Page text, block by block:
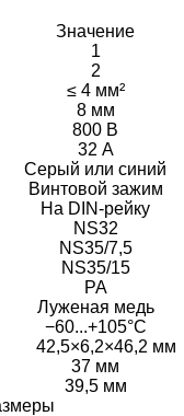
Значение
1
2
≤ 4 мм²
8 мм
800 В
32 А
Серый или синий
Винтовой зажим
На DIN-рейку
NS32
NS35/7,5
NS35/15
PA
Луженая медь
−60...+105°C
42,5×6,2×46,2 мм
37 мм
39,5 мм